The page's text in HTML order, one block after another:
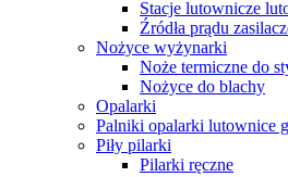
Stacje lutownicze
Źródła prądu
Nożyce wyżynarki
Noże termiczne do
Nożyce do blachy
Opalarki
Palniki opalarki lutownice
Piły pilarki
Pilarki ręczne